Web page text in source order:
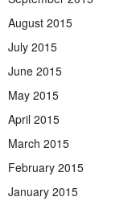
August 2015
July 2015
June 2015
May 2015
April 2015
March 2015
February 2015
January 2015